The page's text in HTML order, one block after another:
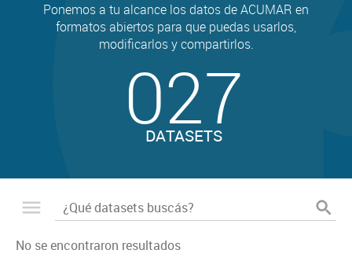
Ponemos a tu alcance los datos de ACUMAR en
formatos abiertos para que puedas usarlos,
modificarlos y compartirlos.
027
DATASETS
No se encontraron resultados